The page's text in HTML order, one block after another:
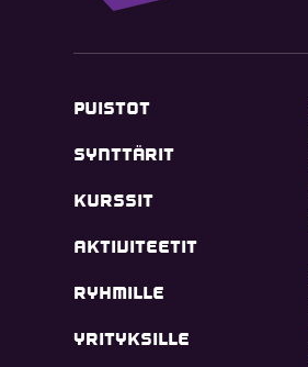
PUISTOT
SYNTTÄRIT
KURSSIT
AKTIVITEETIT
RYHMILLE
YRITYKSILLE